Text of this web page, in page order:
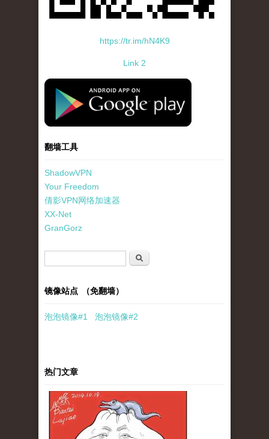
https://tr.im/hN4K9
Link 2
standard-icon-googleplay-app-store.png
翻墙工具
ShadowVPN
Your Freedom
倩影VPN网络加速器
XX-Net
GranGorz
搜索
镜像站点 （免翻墙）
泡泡镜像#1 泡泡镜像#2
热门文章